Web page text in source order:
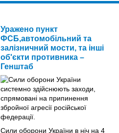
Уражено пункт
ФСБ,автомобільний та
залізничний мости, та інші
об'єкти противника –
Генштаб
Сили оборони України в ніч на 4